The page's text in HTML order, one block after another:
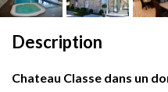
Description
Chateau Classe dans un